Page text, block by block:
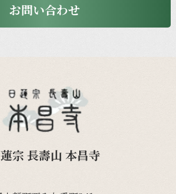
お問い合わせ
宗 長壽山 本昌寺